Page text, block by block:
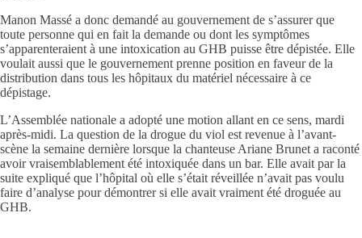
Manon Massé a donc demandé au gouvernement de s’assurer que
toute personne qui en fait la demande ou dont les symptômes
s’apparenteraient à une intoxication au GHB puisse être dépistée. Elle
voulait aussi que le gouvernement prenne position en faveur de la
distribution dans tous les hôpitaux du matériel nécessaire à ce
dépistage.
L’Assemblée nationale a adopté une motion allant en ce sens, mardi
après-midi. La question de la drogue du viol est revenue à l’avant-
scène la semaine dernière lorsque la chanteuse Ariane Brunet a raconté
avoir vraisemblablement été intoxiquée dans un bar. Elle avait par la
suite expliqué que l’hôpital où elle s’était réveillée n’avait pas voulu
faire d’analyse pour démontrer si elle avait vraiment été droguée au
GHB.